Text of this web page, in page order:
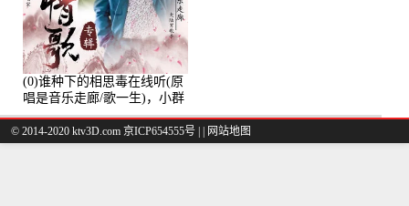
(0)谁种下的相思毒在线听(原
唱是音乐走廊/歌一生)，小群
演唱点播:8975次
© 2014-2020 ktv3D.com 京ICP654555号 | 网站地图